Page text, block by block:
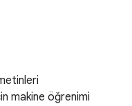
makine öğrenimi